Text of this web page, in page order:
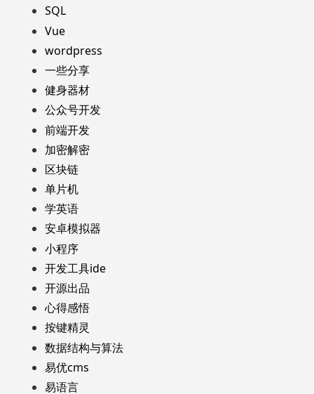
SQL
Vue
wordpress
一些分享
健身器材
公众号开发
前端开发
加密解密
区块链
单片机
学英语
安卓模拟器
小程序
开发工具ide
开源出品
心得感悟
按键精灵
数据结构与算法
易优cms
易语言